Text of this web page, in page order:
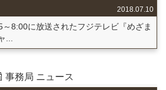
2018.07.10
8:00に放送されたフジテレビ『めざま
...
事務局 ニュース